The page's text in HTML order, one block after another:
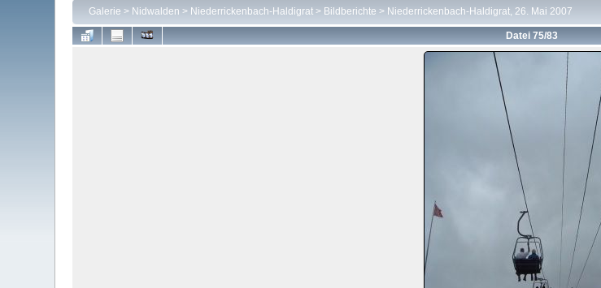
Galerie > Nidwalden > Niederrickenbach-Haldigrat> Bildberichte > Niederrickenbach-Haldigrat, 26. Mai 2007
Datei 75/83